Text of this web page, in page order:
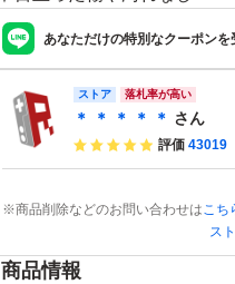
あなただけの特別なクーポンを
ストア 落札率が高い
＊ ＊ ＊ ＊ ＊ さん
評価 43019
※商品削除などのお問い合わせはこち
ス
商品情報